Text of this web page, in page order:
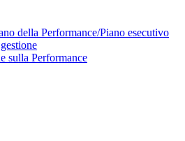
della Performance/Piano esecutivo
sulla Performance